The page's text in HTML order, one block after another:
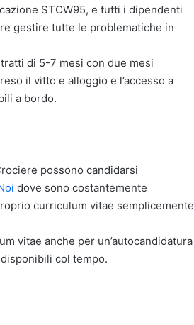
STCW95, e tutti i dipendenti
gestire tutte le problematiche in
di 5-7 mesi con due mesi
il vitto e alloggio e l’accesso a
a bordo.
possono candidarsi
dove sono costantemente
curriculum vitae semplicemente
vitae anche per un’autocandidatura
col tempo.